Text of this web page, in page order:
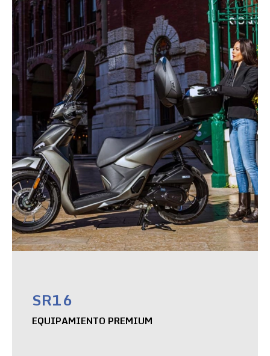
SR16
EQUIPAMIENTO PREMIUM